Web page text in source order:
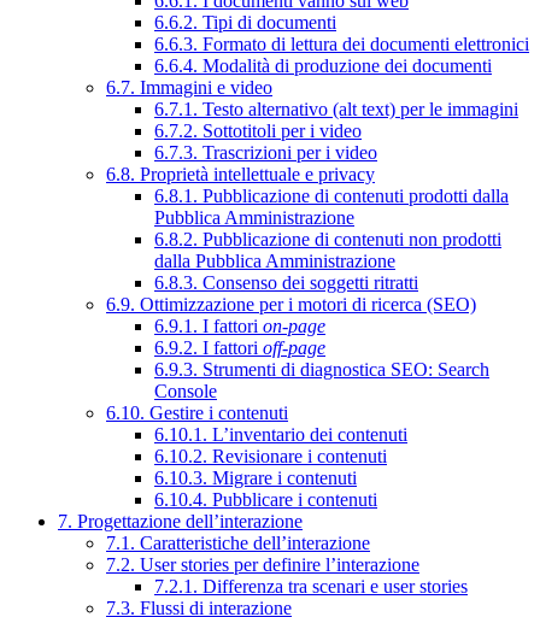
6.6.2. Tipi di documenti
6.6.3. Formato di lettura dei documenti elettronici
6.6.4. Modalità di produzione dei documenti
6.7. Immagini e video
6.7.1. Testo alternativo (alt text) per le immagini
6.7.2. Sottotitoli per i video
6.7.3. Trascrizioni per i video
6.8. Proprietà intellettuale e privacy
6.8.1. Pubblicazione di contenuti prodotti dalla
Pubblica Amministrazione
6.8.2. Pubblicazione di contenuti non prodotti
dalla Pubblica Amministrazione
6.8.3. Consenso dei soggetti ritratti
6.9. Ottimizzazione per i motori di ricerca (SEO)
6.9.1. I fattori on-page
6.9.2. I fattori off-page
6.9.3. Strumenti di diagnostica SEO: Search
Console
6.10. Gestire i contenuti
6.10.1. L’inventario dei contenuti
6.10.2. Revisionare i contenuti
6.10.3. Migrare i contenuti
6.10.4. Pubblicare i contenuti
7. Progettazione dell’interazione
7.1. Caratteristiche dell’interazione
7.2. User stories per definire l’interazione
7.2.1. Differenza tra scenari e user stories
7.3. Flussi di interazione